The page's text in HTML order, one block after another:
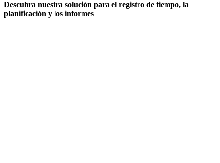
Descubra nuestra solución para el registro de tiempo, la
planificación y los informes